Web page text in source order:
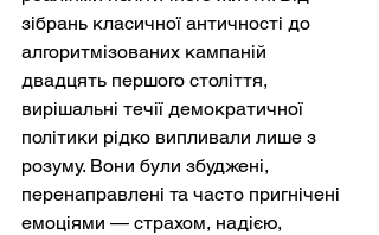
зібрань класичної античності до
алгоритмізованих кампаній
двадцять першого століття,
вирішальні течії демократичної
політики рідко випливали лише з
розуму. Вони були збуджені,
перенаправлені та часто пригнічені
емоціями — страхом, надією,